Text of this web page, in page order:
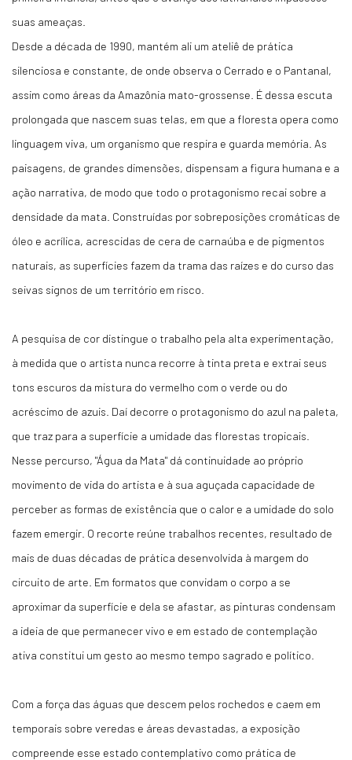
suas ameaças.
Desde a década de 1990, mantém ali um ateliê de prática
silenciosa e constante, de onde observa o Cerrado e o Pantanal,
assim como áreas da Amazônia mato-grossense. É dessa escuta
prolongada que nascem suas telas, em que a floresta opera como
linguagem viva, um organismo que respira e guarda memória. As
paisagens, de grandes dimensões, dispensam a figura humana e a
ação narrativa, de modo que todo o protagonismo recai sobre a
densidade da mata. Construídas por sobreposições cromáticas de
óleo e acrílica, acrescidas de cera de carnaúba e de pigmentos
naturais, as superfícies fazem da trama das raízes e do curso das
seivas signos de um território em risco.
A pesquisa de cor distingue o trabalho pela alta experimentação,
à medida que o artista nunca recorre à tinta preta e extrai seus
tons escuros da mistura do vermelho com o verde ou do
acréscimo de azuis. Daí decorre o protagonismo do azul na paleta,
que traz para a superfície a umidade das florestas tropicais.
Nesse percurso, "Água da Mata" dá continuidade ao próprio
movimento de vida do artista e à sua aguçada capacidade de
perceber as formas de existência que o calor e a umidade do solo
fazem emergir. O recorte reúne trabalhos recentes, resultado de
mais de duas décadas de prática desenvolvida à margem do
circuito de arte. Em formatos que convidam o corpo a se
aproximar da superfície e dela se afastar, as pinturas condensam
a ideia de que permanecer vivo e em estado de contemplação
ativa constitui um gesto ao mesmo tempo sagrado e político.
Com a força das águas que descem pelos rochedos e caem em
temporais sobre veredas e áreas devastadas, a exposição
compreende esse estado contemplativo como prática de